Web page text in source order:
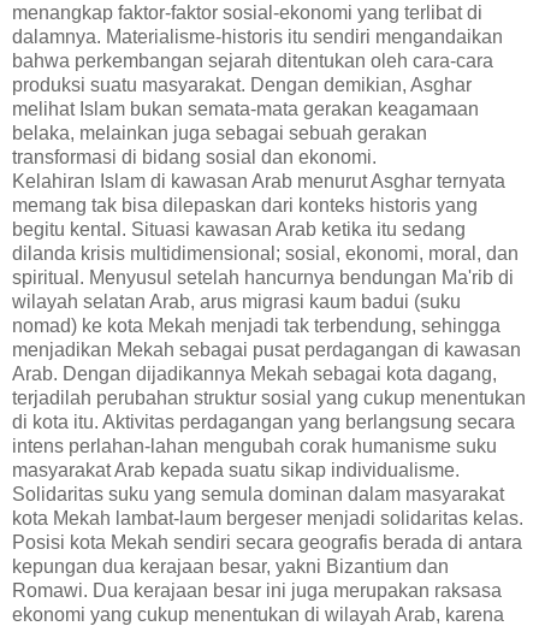
menangkap faktor-faktor sosial-ekonomi yang terlibat di
dalamnya. Materialisme-historis itu sendiri mengandaikan
bahwa perkembangan sejarah ditentukan oleh cara-cara
produksi suatu masyarakat. Dengan demikian, Asghar
melihat Islam bukan semata-mata gerakan keagamaan
belaka, melainkan juga sebagai sebuah gerakan
transformasi di bidang sosial dan ekonomi.
Kelahiran Islam di kawasan Arab menurut Asghar ternyata
memang tak bisa dilepaskan dari konteks historis yang
begitu kental. Situasi kawasan Arab ketika itu sedang
dilanda krisis multidimensional; sosial, ekonomi, moral, dan
spiritual. Menyusul setelah hancurnya bendungan Ma'rib di
wilayah selatan Arab, arus migrasi kaum badui (suku
nomad) ke kota Mekah menjadi tak terbendung, sehingga
menjadikan Mekah sebagai pusat perdagangan di kawasan
Arab. Dengan dijadikannya Mekah sebagai kota dagang,
terjadilah perubahan struktur sosial yang cukup menentukan
di kota itu. Aktivitas perdagangan yang berlangsung secara
intens perlahan-lahan mengubah corak humanisme suku
masyarakat Arab kepada suatu sikap individualisme.
Solidaritas suku yang semula dominan dalam masyarakat
kota Mekah lambat-laum bergeser menjadi solidaritas kelas.
Posisi kota Mekah sendiri secara geografis berada di antara
kepungan dua kerajaan besar, yakni Bizantium dan
Romawi. Dua kerajaan besar ini juga merupakan raksasa
ekonomi yang cukup menentukan di wilayah Arab, karena